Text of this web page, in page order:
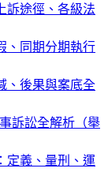
訴途徑、各級法
、同期分期執行
、後果與案底全
訴訟全解析（舉
定義、量刑、運